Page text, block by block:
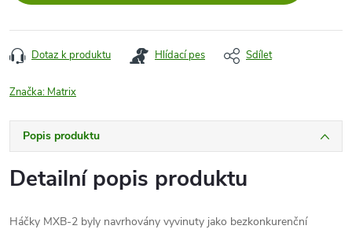
Dotaz k produktu Hlídací pes Sdílet
Značka: Matrix
Popis produktu
Detailní popis produktu
Háčky MXB-2 byly navrhovány vyvinuty jako bezkonkurenční